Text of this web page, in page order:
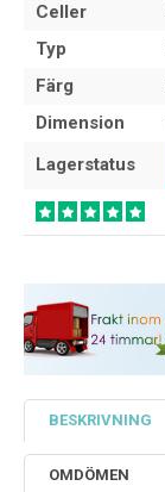
Celler
Typ
Färg
Dimension
Lagerstatus
BESKRIVNING
OMDÖMEN